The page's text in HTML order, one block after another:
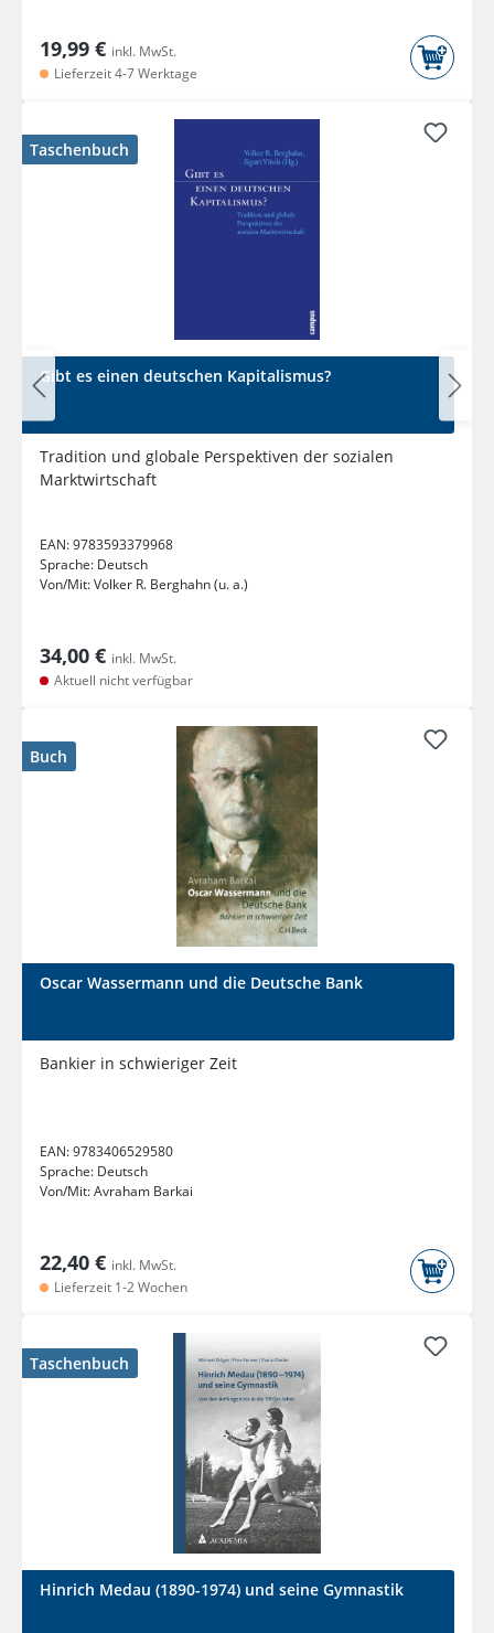
19,99 € inkl. MwSt.
Lieferzeit 4-7 Werktage
Taschenbuch
Gibt es einen deutschen Kapitalismus?
Tradition und globale Perspektiven der sozialen
Marktwirtschaft
EAN:9783593379968
Sprache: Deutsch
Von/Mit:Volker R. Berghahn (u. a.)
34,00 € inkl. MwSt.
Aktuell nicht verfügbar
Buch
Oscar Wassermann und die Deutsche Bank
Bankier in schwieriger Zeit
EAN:9783406529580
Sprache: Deutsch
Von/Mit:Avraham Barkai
22,40 € inkl. MwSt.
Lieferzeit 1-2 Wochen
Taschenbuch
Hinrich Medau (1890-1974) und seine Gymnastik